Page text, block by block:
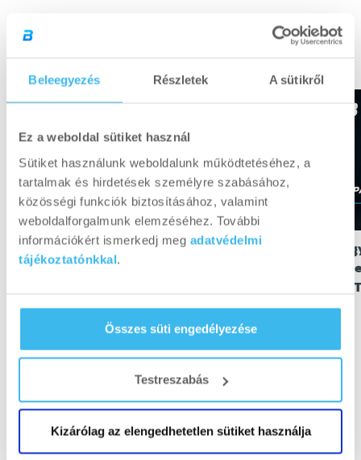
Beleegyezés Részletek A sütikről
Ez a weboldal sütiket használ
Sütiket használunk weboldalunk működtetéséhez, a
tartalmak és hirdetések személyre szabásához,
közösségi funkciók biztosításához, valamint
weboldalforgalmunk elemzéséhez. További
információkért ismerkedj meg adatvédelmi
tájékoztatónkkal.
Összes süti engedélyezése
Testreszabás
Kizárólag az elengedhetetlen sütiket használja
Previous
A tenger ereje kapszulába zárva |
ÖSSZES VIDEÓ